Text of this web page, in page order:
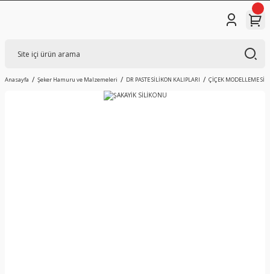
Anasayfa Şeker Hamuru ve Malzemeleri DR PASTE SİLİKON KALIPLARI ÇİÇEK MODELLEME